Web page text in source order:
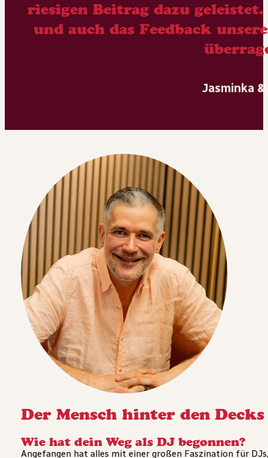
riesigen Beitrag dazu
und auch das Feedback
Jasminka
Der Mensch hinter den Decks
Wie hat dein Weg als DJ begonnen?
Angefangen hat alles mit einer großen Faszination für DJs,